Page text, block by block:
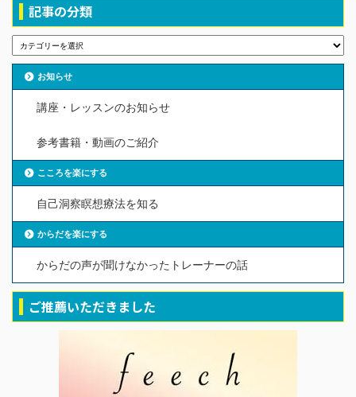
記事の分類
お知らせ
講座・レッスンのお知らせ
参考書籍・動画のご紹介
こころを楽にする
自己洞察瞑想療法を知る
からだを楽にする
からだの声が聞けなかったトレーナーの話
ご推薦いただきました